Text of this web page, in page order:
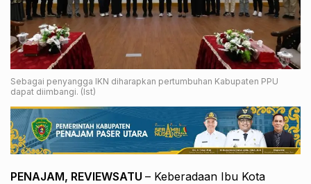
Sebagai penyangga IKN diharapkan pertumbuhan Kabupaten PPU
dapat diimbangi. (Ist)
PENAJAM, REVIEWSATU – Keberadaan Ibu Kota